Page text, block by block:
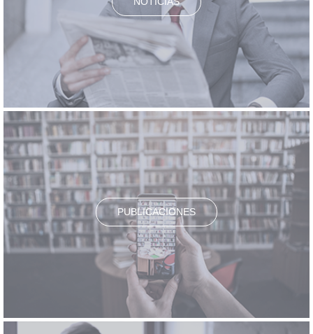
PUBLICACIONES